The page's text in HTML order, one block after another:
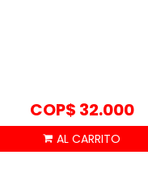
COP$ 32.000